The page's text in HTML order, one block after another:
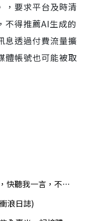
，要求平台及時清
不得推薦AI生成的
息透過付費流量擴
體帳號也可能被取
聽我一言，不害哥
浪日誌)